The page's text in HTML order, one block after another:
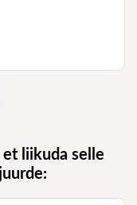
liikuda selle